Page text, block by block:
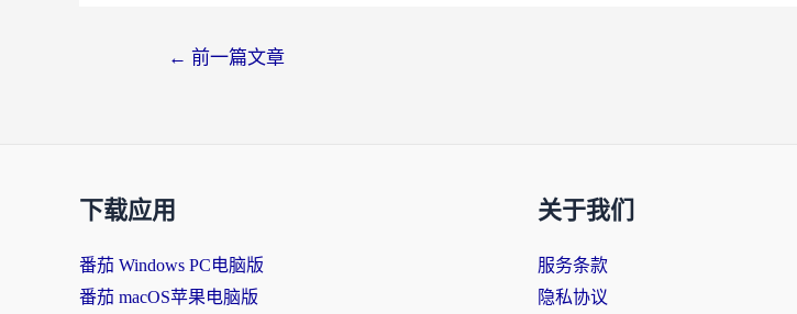
← 前一篇文章
下载应用
番茄 Windows PC电脑版
番茄 macOS苹果电脑版
关于我们
服务条款
隐私协议